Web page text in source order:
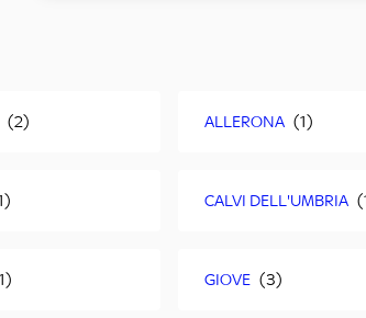
ALLERONA
CALVI DELL'UMBRIA
GIOVE